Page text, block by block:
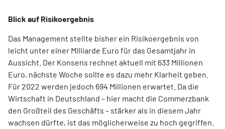
Blick auf Risikoergebnis
Das Management stellte bisher ein Risikoergebnis von
leicht unter einer Milliarde Euro für das Gesamtjahr in
Aussicht. Der Konsens rechnet aktuell mit 633 Millionen
Euro, nächste Woche sollte es dazu mehr Klarheit geben.
Für 2022 werden jedoch 694 Millionen erwartet. Da die
Wirtschaft in Deutschland – hier macht die Commerzbank
den Großteil des Geschäfts – stärker als in diesem Jahr
wachsen dürfte, ist das möglicherweise zu hoch gegriffen.